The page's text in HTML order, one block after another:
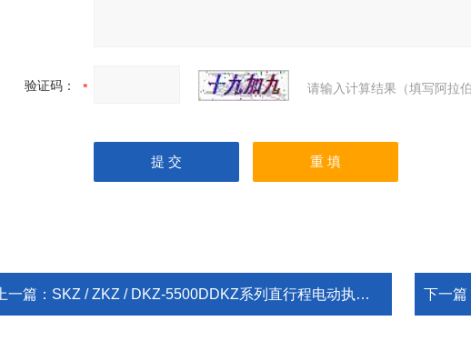
验证码： 请输入计算结果（填写阿拉
上一篇： SKZ / ZKZ / DKZ-5500DDKZ系列直行程电动执行机构 下一篇